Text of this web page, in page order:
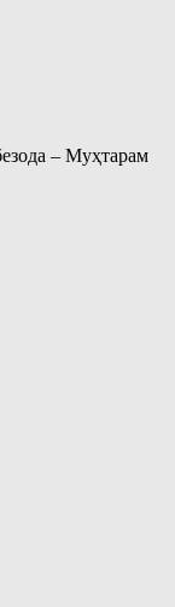
– Муҳтарам